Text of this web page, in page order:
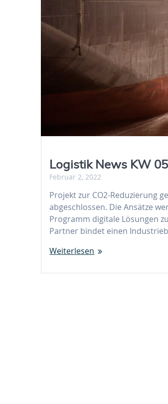
Logistik News KW
Februar 2, 2022
Projekt zur CO2-Reduzierung
abgeschlossen. Die Ansätze
Programm digitale Lösungen
Partner bindet einen
Weiterlesen